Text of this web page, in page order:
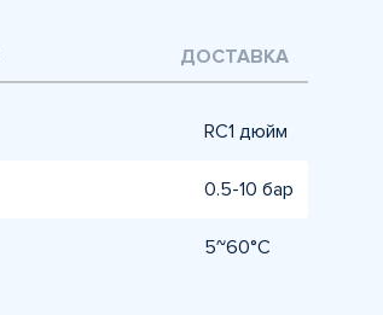
ДОСТАВКА
RC1 дюйм
0.5-10 бар
5~60°C